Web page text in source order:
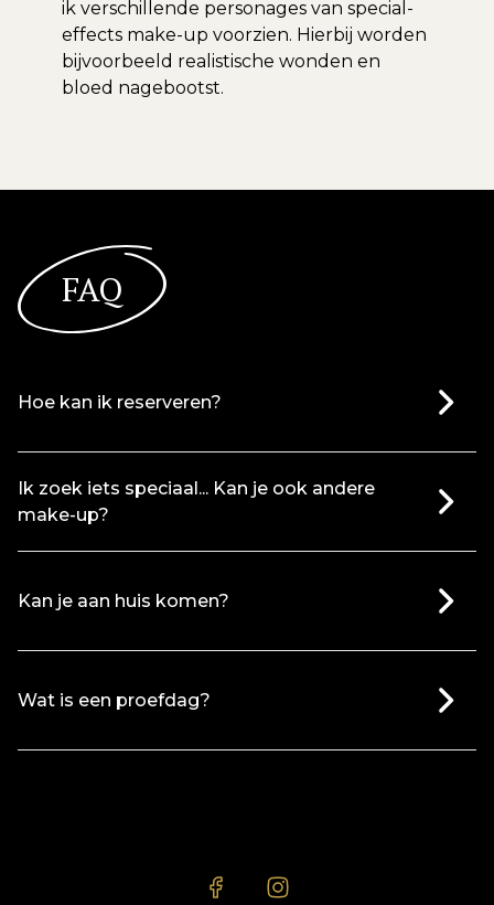
ik verschillende personages van special-
effects make-up voorzien. Hierbij worden
bijvoorbeeld realistische wonden en
bloed nagebootst.
FAQ
Hoe kan ik reserveren?
Ik zoek iets speciaal... Kan je ook andere
make-up?
Kan je aan huis komen?
Wat is een proefdag?